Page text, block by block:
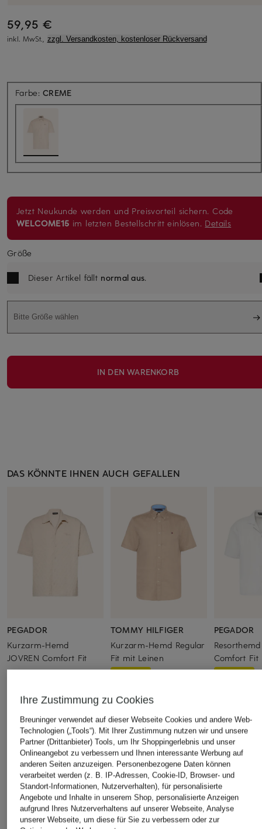
59,95 €
inkl. MwSt., zzgl. Versandkosten, kostenloser Rückversand
Farbe:CREME
Jetzt Neukunde werden und Preisvorteil sichern. Code
WELCOME15 im letzten Bestellschritt einlösen. Details
Größe
Dieser Artikel fällt normal aus.
Bitte Größe wählen
IN DEN WARENKORB
DAS KÖNNTE IHNEN AUCH GEFALLEN
PEGADOR
Kurzarm-Hemd
JOVREN Comfort Fit
TOMMY HILFIGER
Kurzarm-Hemd Regular
Fit mit Leinen
Ursprünglich:
PEGADOR
Resorthemd
Comfort Fit
ÄHNLICHE ARTIKEL ENTDECKEN
Ihre Zustimmung zu Cookies
Breuninger verwendet auf dieser Webseite Cookies und andere Web-
Technologien („Tools“). Mit Ihrer Zustimmung nutzen wir und unsere
Partner (Drittanbieter) Tools, um Ihr Shoppingerlebnis und unser
Onlineangebot zu verbessern und Ihnen interessante Werbung auf
anderen Seiten anzuzeigen. Personenbezogene Daten können
verarbeitet werden (z. B. IP-Adressen, Cookie-ID, Browser- und
Standort-Informationen, Nutzerverhalten), für personalisierte
Angebote und Inhalte in unserem Shop, personalisierte Anzeigen
aufgrund Ihres Nutzerverhaltens auf unserer Webseite, Analyse
unserer Webseite, um diese für Sie zu verbessern oder zur